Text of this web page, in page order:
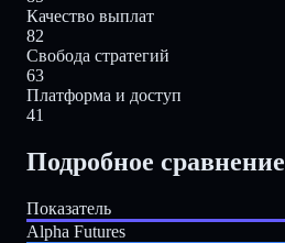
Качество выплат
82
Свобода стратегий
63
Платформа и доступ
41
Подробное сравнение
Показатель
Alpha Futures